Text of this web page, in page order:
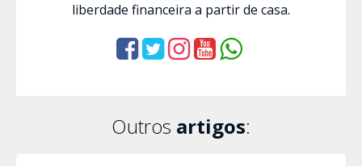
liberdade financeira a partir de casa.
Outros artigos: